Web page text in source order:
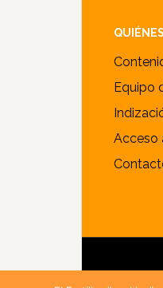
Equipo
Acceso